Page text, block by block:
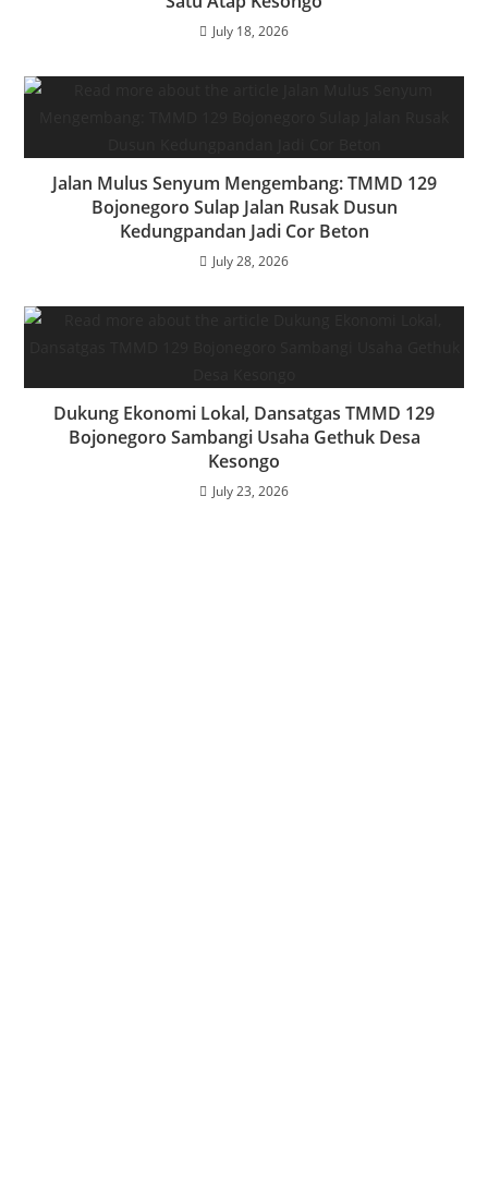
July 18, 2026
Jalan Mulus Senyum Mengembang: TMMD 129
Bojonegoro Sulap Jalan Rusak Dusun
Kedungpandan Jadi Cor Beton
July 28, 2026
Dukung Ekonomi Lokal, Dansatgas TMMD 129
Bojonegoro Sambangi Usaha Gethuk Desa
Kesongo
July 23, 2026